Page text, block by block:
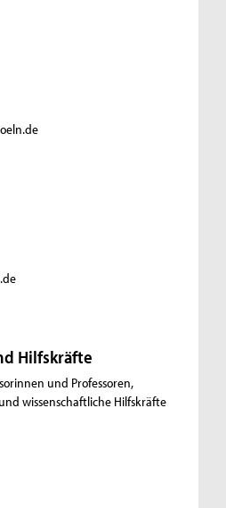
Hilfskräfte
und Professoren,
wissenschaftliche Hilfskräfte